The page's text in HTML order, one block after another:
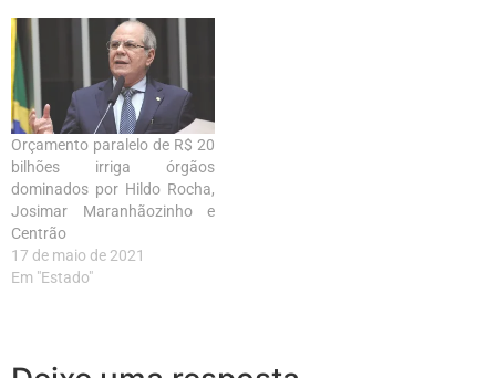
Orçamento paralelo de R$ 20
bilhões irriga órgãos
dominados por Hildo Rocha,
Josimar Maranhãozinho e
Centrão
17 de maio de 2021
Em "Estado"